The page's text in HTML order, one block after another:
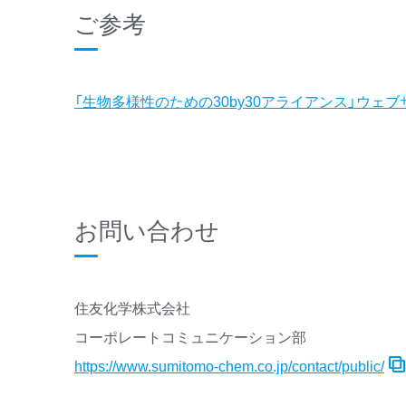
ご参考
「生物多様性のための30by30アライアンス」ウェブ
お問い合わせ
住友化学株式会社
コーポレートコミュニケーション部
https://www.sumitomo-chem.co.jp/contact/public/